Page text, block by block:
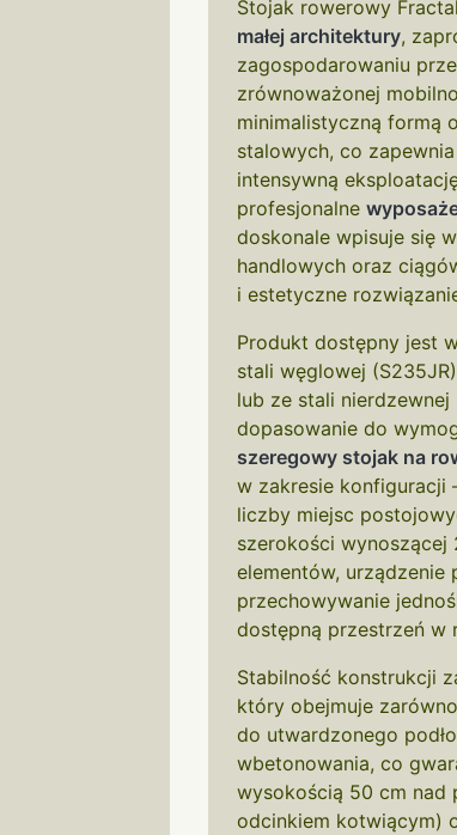
Stojak rowerowy
małej architektury,
zagospodarowaniu
zrównoważonej
minimalistyczną formą
stalowych, co
intensywną
profesjonalne
doskonale wpisuje się
handlowych oraz
i estetyczne
Produkt dostępny jest
stali węglowej
lub ze stali
dopasowanie do
szeregowy stojak na
w zakresie konfiguracji
liczby miejsc
szerokości
elementów, urządzenie
przechowywanie
dostępną przestrzeń w
Stabilność konstrukcji
który obejmuje
do utwardzonego
wbetonowania, co
wysokością 50 cm nad
odcinkiem kotwiącym)